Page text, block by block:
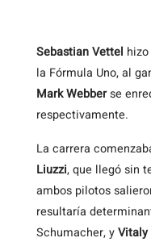
SebastianVettel
la Fórmula Uno, al
Mark Webberse
respectivamente.
La carrera
Liuzzi, que llegó sin
ambos pilotos
resultaría
Schumacher, yVitaly